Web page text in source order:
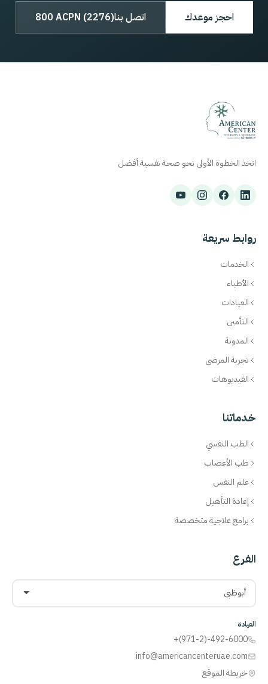
احجز موعدك اتصل بنا800 ACPN (2276)
اتخذ الخطوة الأولى نحو صحة نفسية أفضل
روابط سريعة
الخدمات
الأطباء
العيادات
التأمين
المدونة
تجربة المرضى
الفيديوهات
خدماتنا
الطب النفسي
طب الأعصاب
علم النفس
إعادة التأهيل
برامج علاجية متخصصة
الفرع
أبوظبي
العيادة
+(971-2)-492-6000
info@americancenteruae.com
خريطة الموقع